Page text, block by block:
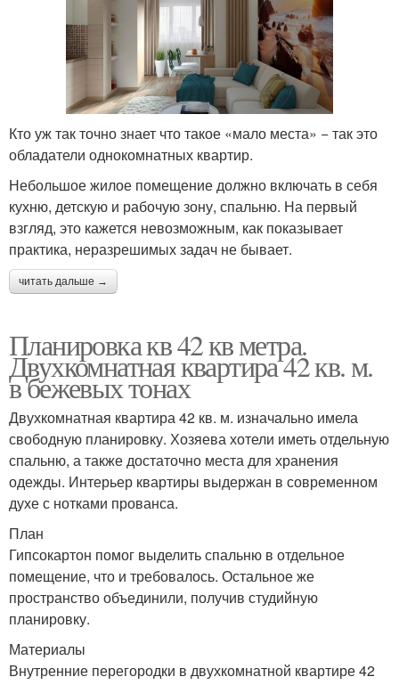
Кто уж так точно знает что такое «мало места» − так это
обладатели однокомнатных квартир.
Небольшое жилое помещение должно включать в себя
кухню, детскую и рабочую зону, спальню. На первый
взгляд, это кажется невозможным, как показывает
практика, неразрешимых задач не бывает.
читать дальше →
Планировка кв 42 кв метра.
Двухкомнатная квартира 42 кв. м.
в бежевых тонах
Двухкомнатная квартира 42 кв. м. изначально имела
свободную планировку. Хозяева хотели иметь отдельную
спальню, а также достаточно места для хранения
одежды. Интерьер квартиры выдержан в современном
духе с нотками прованса.
План
Гипсокартон помог выделить спальню в отдельное
помещение, что и требовалось. Остальное же
пространство объединили, получив студийную
планировку.
Материалы
Внутренние перегородки в двухкомнатной квартире 42